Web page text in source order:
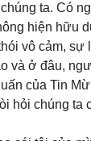
ta. Có
hiện hữu
vô cảm, sự
và ở đâu,
của Tin
hỏi chúng ta